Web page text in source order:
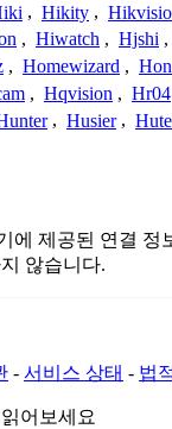
, Hikity ,
, Hiwatch , Hjshi ,
, Homewizard ,
, Hqvision , Hr04
, Husier ,
에 제공된 연결
않습니다.
- 서비스 상태 - 법
어보세요